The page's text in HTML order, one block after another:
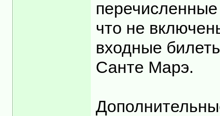
что не
входные
Санте Марэ.